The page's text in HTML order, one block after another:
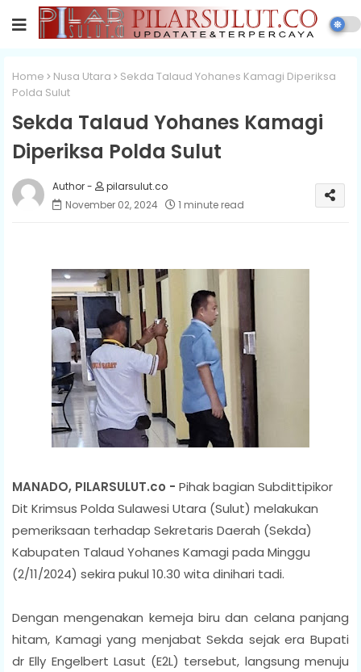
Home Nusa Utara
Sekda Talaud Yohanes Kamagi Diperiksa
Polda Sulut
Sekda Talaud Yohanes Kamagi
Diperiksa Polda Sulut
pilarsulut.co
November 02, 2024
1 minute read
MANADO, PILARSULUT.co - Pihak bagian Subdittipikor
Dit Krimsus Polda Sulawesi Utara (Sulut) melakukan
pemeriksaan terhadap Sekretaris Daerah (Sekda)
Kabupaten Talaud Yohanes Kamagi pada Minggu
(2/11/2024) sekira pukul 10.30 wita dinihari tadi.
Dengan mengenakan kemeja biru dan celana panjang
hitam, Kamagi yang menjabat Sekda sejak era Bupati
dr Elly Engelbert Lasut (E2L) tersebut, langsung menuju